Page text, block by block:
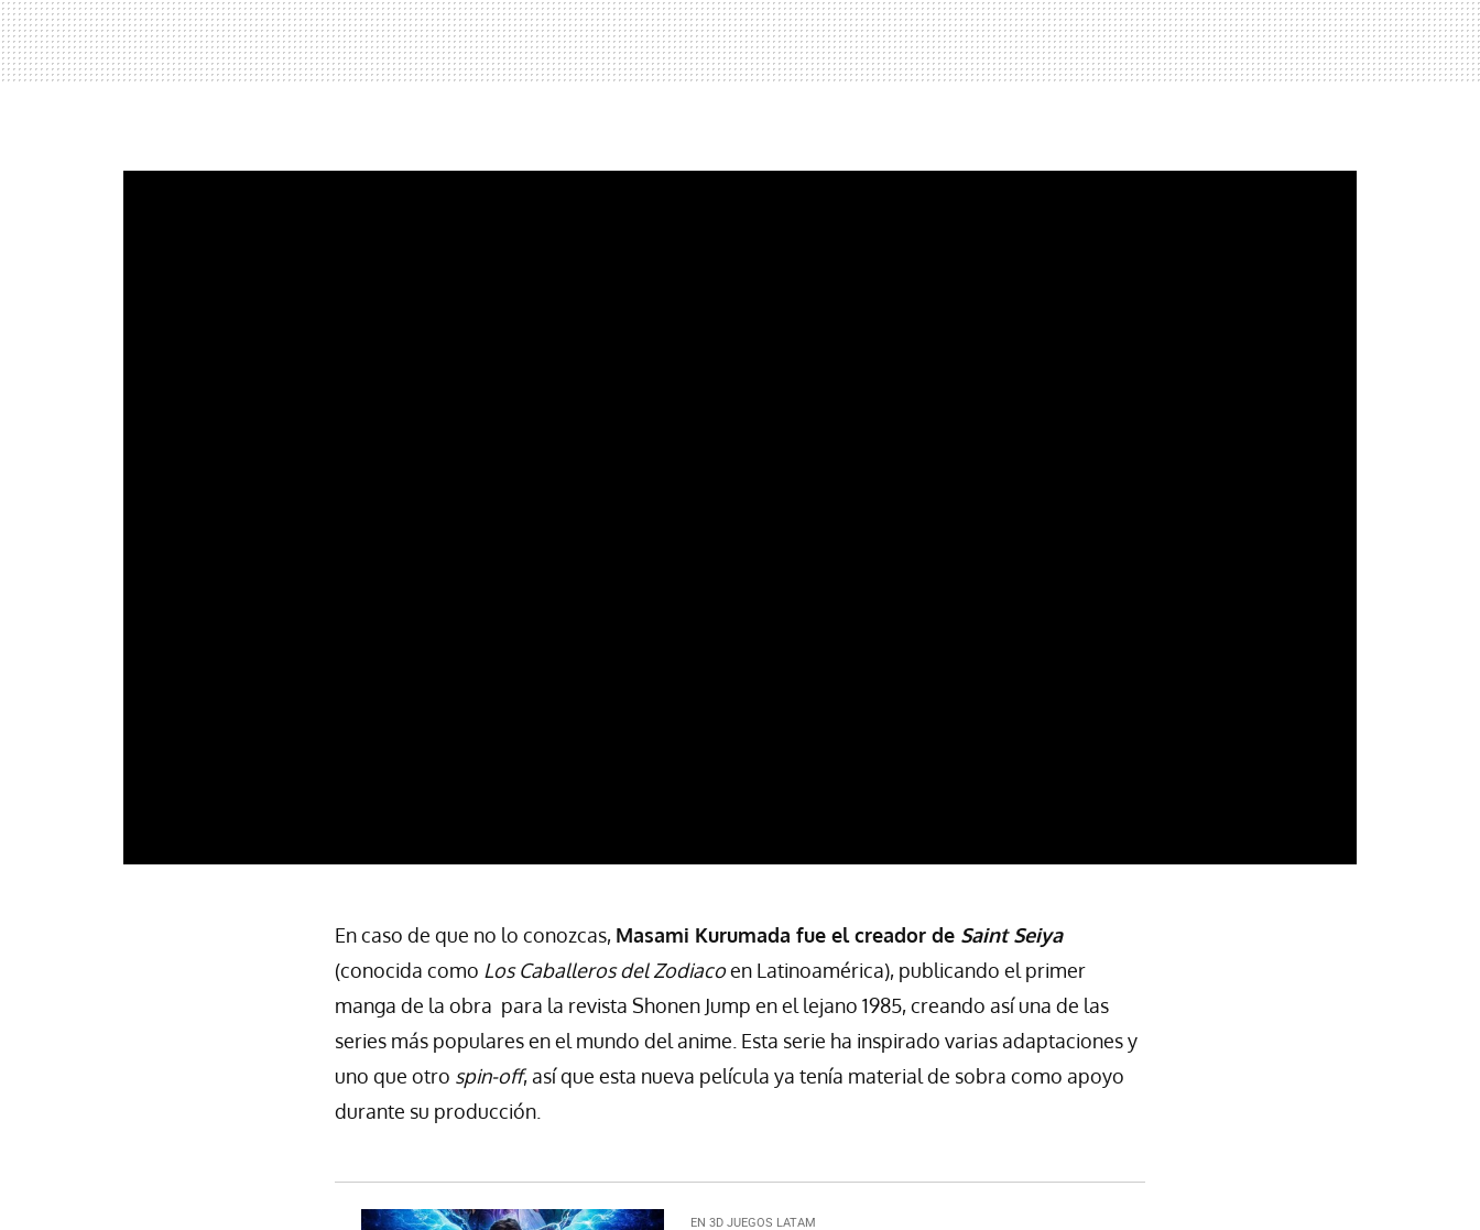
En caso de que no lo conozcas, Masami Kurumada fue el creador de Saint Seiya
(conocida como Los Caballeros del Zodiacoen Latinoamérica), publicando el primer
manga de la obra para la revista Shonen Jump en el lejano 1985, creando así una de las
series más populares en el mundo del anime. Esta serie ha inspirado varias adaptaciones y
uno que otro spin-off, así que esta nueva película ya tenía material de sobra como apoyo
durante su producción.
EN 3D JUEGOS LATAM